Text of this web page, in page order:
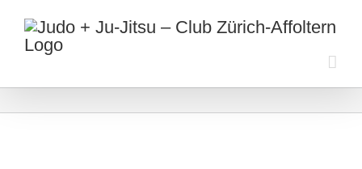
Inhalt
springen